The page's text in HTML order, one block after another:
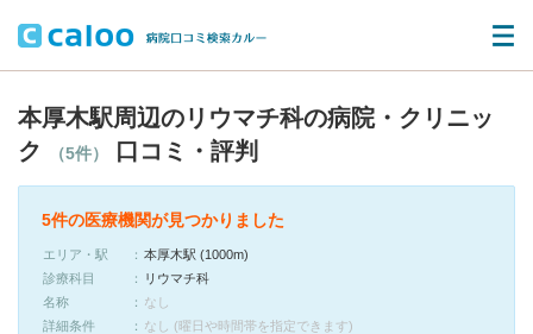
本厚木駅周辺のリウマチ科の病院・クリニッ
ク
（5件） 口コミ・評判
5件の医療機関が見つかりました
エリア・駅
本厚木駅 (1000m)
診療科目
リウマチ科
名称
なし
詳細条件
なし (曜日や時間帯を指定できます)